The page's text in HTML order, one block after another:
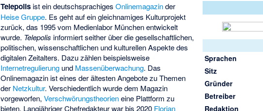
Sprachen
Sitz
Gründer
Betreiber
Redaktion
Telepolis ist ein deutschsprachigesOnlinemagazinder
Heise Gruppe. Es geht auf ein gleichnamiges Kulturprojekt
zurück, das 1995 vom Medienlabor München entwickelt
wurde. Telepolis informiert seither über die gesellschaftlichen,
politischen, wissenschaftlichen und kulturellen Aspekte des
digitalen Zeitalters. Dazu zählen beispielsweise
Internetregulierung und Massenüberwachung. Das
Onlinemagazin ist eines der ältesten Angebote zu Themen
der Netzkultur. Verschiedentlich wurde dem Magazin
vorgeworfen,Verschwörungstheorieneine Plattform zu
bieten. Langjähriger Chefredakteur war bis 2020 Florian